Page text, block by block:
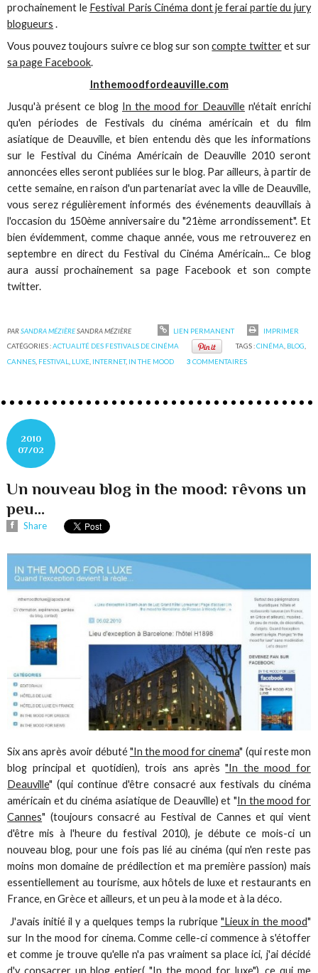
prochainement le Festival Paris Cinéma dont je ferai partie du jury
blogueurs .
Vous pouvez toujours suivre ce blog sur soncompte twitteret sur
sa page Facebook.
Inthemoodfordeauville.com
Jusqu'à présent ce blog In the mood for Deauvillen'était enrichi
qu'en périodes de Festivals du cinéma américain et du film
asiatique de Deauville, et bien entendu dès que les informations
sur le Festival du Cinéma Américain de Deauville 2010 seront
annoncées elles seront publiées sur le blog. Par ailleurs, à partir de
cette semaine, en raison d'un partenariat avec la ville de Deauville,
vous serez régulièrement informés des événements deauvillais à
l'occasion du 150ème anniversaire du "21ème arrondissement". Et
bien évidemment, comme chaque année, vous me retrouverez en
septembre en direct du Festival du Cinéma Américain... Ce blog
aura aussi prochainement sa page Facebook et son compte
twitter.
PARSANDRA MÉZIÈRESANDRA MÉZIÈRE LIEN PERMANENT
IMPRIMER
CATÉGORIES :ACTUALITÉ DES FESTIVALS DE CINÉMA TAGS :CINÉMA BLOG
CANNES FESTIVAL LUXE INTERNET, IN THE MOOD 3 COMMENTAIRES
2010
07/02
Un nouveau blog in the mood: rêvons un
peu...
Share
Six ans après avoir débuté"In the mood for cinema" (qui reste mon
blog principal et quotidien), trois ans après"In the mood for
Deauville" (qui continue d'être consacré aux festivals du cinéma
américain et du cinéma asiatique de Deauville) et " In the mood for
Cannes" (toujours consacré au Festival de Cannes et qui vient
d'être mis à l'heure du festival 2010), je débute ce mois-ci un
nouveau blog, pour une fois pas lié au cinéma (qui n'en reste pas
moins mon domaine de prédilection et ma première passion) mais
essentiellement au tourisme, aux hôtels de luxe et restaurants en
France, en Grèce et ailleurs, et un peu à la mode et à la déco.
J'avais initié il y a quelques temps la rubrique"Lieux in the mood"
sur In the mood for cinema. Comme celle-ci commence à s'étoffer
et comme je trouve qu'elle n'a pas vraiment sa place ici, j'ai décidé
d'y consacrer un blog entier( "In the mood for luxe"), ce qui me